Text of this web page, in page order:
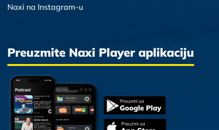
Naxi na Instagram-u
Preuzmite Naxi Player aplikaciju